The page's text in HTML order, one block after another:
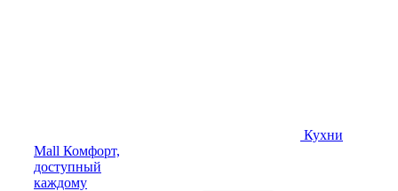
Кухни
Mall Комфорт,
доступный
каждому